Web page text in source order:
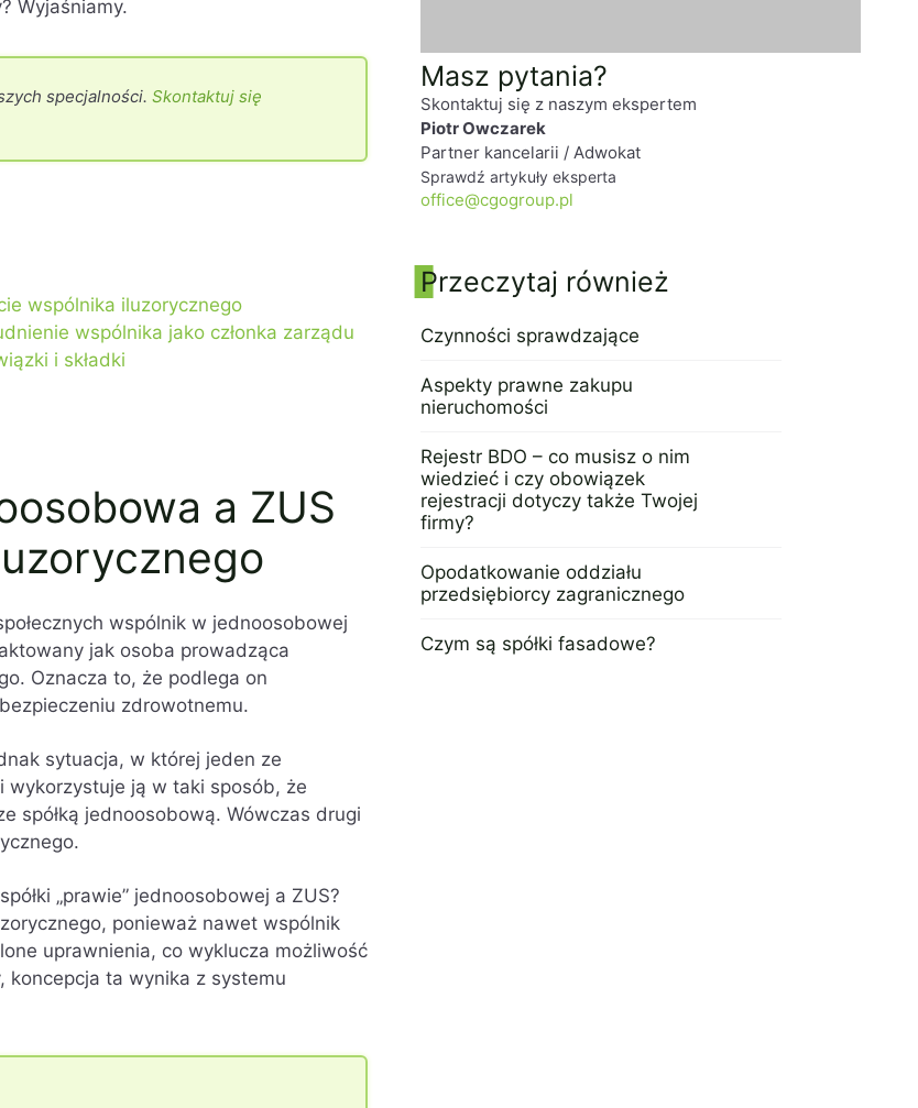
Wyjaśniamy.
specjalności. Skontaktuj się
wspólnika iluzorycznego
wspólnika jako członka zarządu
i składki
a ZUS
wspólnik w jednoosobowej
jak osoba prowadząca
Oznacza to, że podlega on
zdrowotnemu.
sytuacja, w której jeden ze
wykorzystuje ją w taki sposób, że
spółką jednoosobową. Wówczas drugi
„prawie” jednoosobowej a ZUS?
ponieważ nawet wspólnik
uprawnienia, co wyklucza możliwość
koncepcja ta wynika z systemu
Masz pytania?
Skontaktuj się z naszym ekspertem
Piotr Owczarek
Partner kancelarii / Adwokat
Sprawdź artykuły eksperta
office@cgogroup.pl
Przeczytaj również
Czynności sprawdzające
Aspekty prawne zakupu
nieruchomości
Rejestr BDO – co musisz o nim
wiedzieć i czy obowiązek
rejestracji dotyczy także Twojej
firmy?
Opodatkowanie oddziału
przedsiębiorcy zagranicznego
Czym są spółki fasadowe?